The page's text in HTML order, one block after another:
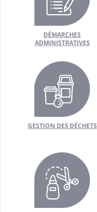
DÉMARCHES
ADMINISTRATIVES
GESTION DES DÉCHETS